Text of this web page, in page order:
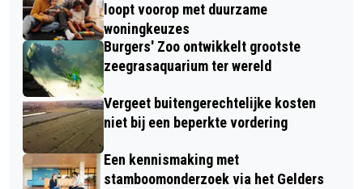
loopt voorop met duurzame
woningkeuzes
Burgers' Zoo ontwikkelt grootste
zeegrasaquarium ter wereld
Vergeet buitengerechtelijke kosten
niet bij een beperkte vordering
Een kennismaking met
stamboomonderzoek via het Gelders